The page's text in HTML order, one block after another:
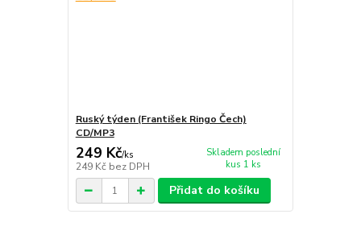
Ruský týden (František Ringo Čech)
CD/MP3
249 Kč/ks
249 Kč bez DPH
Skladem poslední
kus 1 ks
Přidat do košíku